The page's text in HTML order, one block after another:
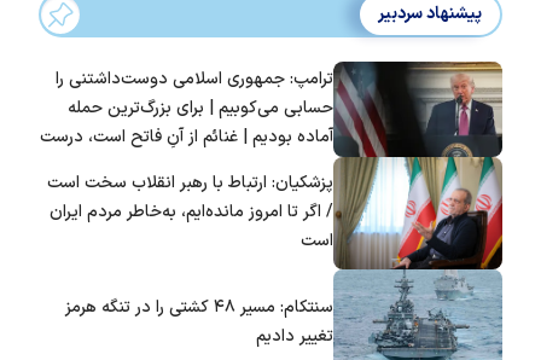
پیشنهاد سردبیر
ترامپ: جمهوری اسلامی دوست‌داشتنی را
حسابی می‌کوبیم | برای بزرگ‌ترین حمله
آماده بودیم | غنائم از آنِ فاتح است، درست
پزشکیان: ارتباط با رهبر انقلاب سخت است
/ اگر تا امروز مانده‌ایم، به‌خاطر مردم ایران
است
سنتکام: مسیر ۴۸ کشتی را در تنگه هرمز
تغییر دادیم